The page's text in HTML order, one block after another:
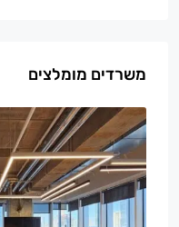
משרדים מומלצים